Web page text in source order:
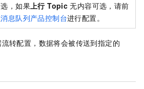
，如果上行 Topic 无内容可选，请前
消息队列产品控制台进行配置。
流转配置，数据将会被传送到指定的